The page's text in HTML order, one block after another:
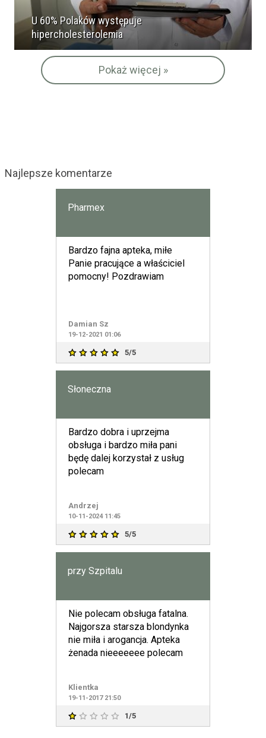
U 60% Polaków występuje
hipercholesterolemia
Pokaż więcej »
Najlepsze komentarze
Pharmex
Bardzo fajna apteka, miłe
Panie pracujące a właściciel
pomocny! Pozdrawiam
Damian Sz
19-12-2021 01:06
5/5
Słoneczna
Bardzo dobra i uprzejma
obsługa i bardzo miła pani
będę dalej korzystał z usług
polecam
Andrzej
10-11-2024 11:45
5/5
przy Szpitalu
Nie polecam obsługa fatalna.
Najgorsza starsza blondynka
nie miła i arogancja. Apteka
żenada nieeeeeee polecam
Klientka
19-11-2017 21:50
1/5